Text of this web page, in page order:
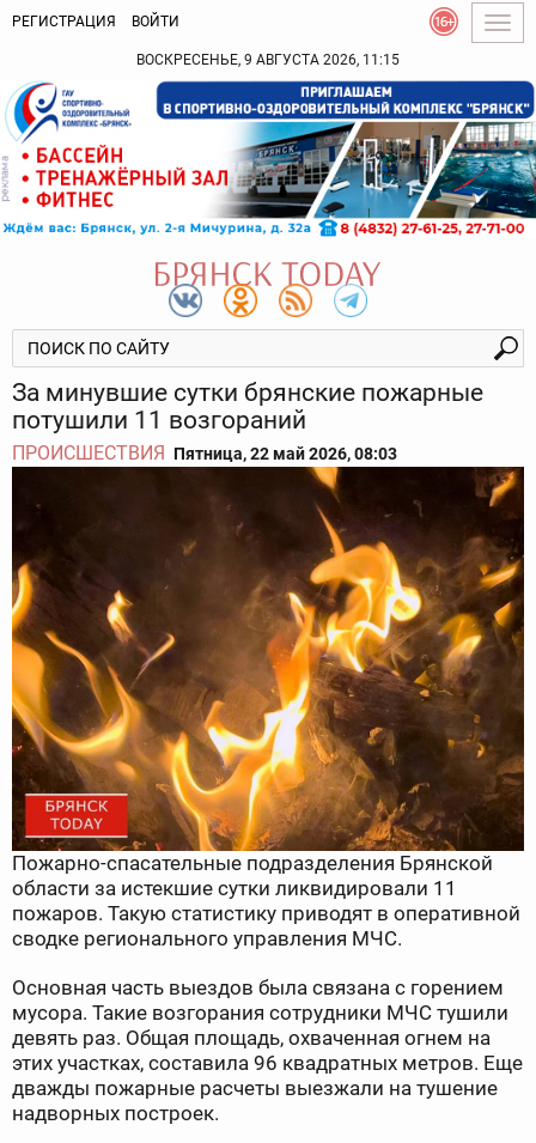
РЕГИСТРАЦИЯ ВОЙТИ
ВОСКРЕСЕНЬЕ, 9 АВГУСТА 2026, 11:15
За минувшие сутки брянские пожарные
потушили 11 возгораний
ПРОИСШЕСТВИЯ Пятница, 22 май 2026, 08:03
Пожарно-спасательные подразделения Брянской
области за истекшие сутки ликвидировали 11
пожаров. Такую статистику приводят в оперативной
сводке регионального управления МЧС.
Основная часть выездов была связана с горением
мусора. Такие возгорания сотрудники МЧС тушили
девять раз. Общая площадь, охваченная огнем на
этих участках, составила 96 квадратных метров. Еще
дважды пожарные расчеты выезжали на тушение
надворных построек.